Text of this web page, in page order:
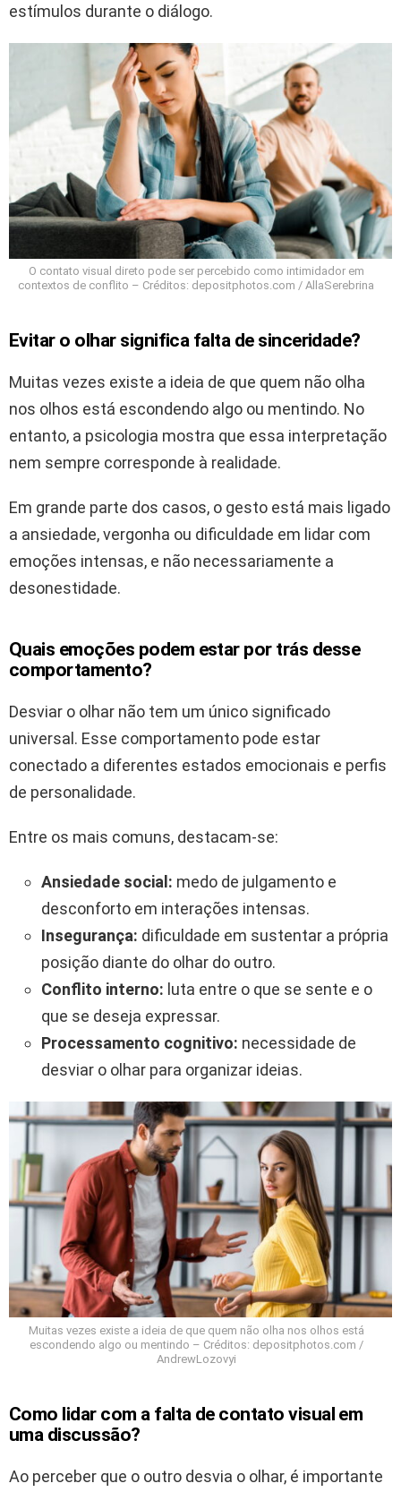
estímulos durante o diálogo.
O contato visual direto pode ser percebido como intimidador em
contextos de conflito – Créditos: depositphotos.com / AllaSerebrina
Evitar o olhar significa falta de sinceridade?
Muitas vezes existe a ideia de que quem não olha
nos olhos está escondendo algo ou mentindo. No
entanto, a psicologia mostra que essa interpretação
nem sempre corresponde à realidade.
Em grande parte dos casos, o gesto está mais ligado
a ansiedade, vergonha ou dificuldade em lidar com
emoções intensas, e não necessariamente a
desonestidade.
Quais emoções podem estar por trás desse
comportamento?
Desviar o olhar não tem um único significado
universal. Esse comportamento pode estar
conectado a diferentes estados emocionais e perfis
de personalidade.
Entre os mais comuns, destacam-se:
Ansiedade social: medo de julgamento e
desconforto em interações intensas.
Insegurança: dificuldade em sustentar a própria
posição diante do olhar do outro.
Conflito interno: luta entre o que se sente e o
que se deseja expressar.
Processamento cognitivo: necessidade de
desviar o olhar para organizar ideias.
Muitas vezes existe a ideia de que quem não olha nos olhos está
escondendo algo ou mentindo – Créditos: depositphotos.com /
AndrewLozovyi
Como lidar com a falta de contato visual em
uma discussão?
Ao perceber que o outro desvia o olhar, é importante